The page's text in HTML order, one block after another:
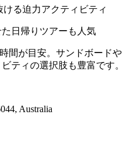
ける迫力アクティビティ
日帰りツアーも人気
間が目安。サンドボードや
ティの選択肢も豊富です。
Australia